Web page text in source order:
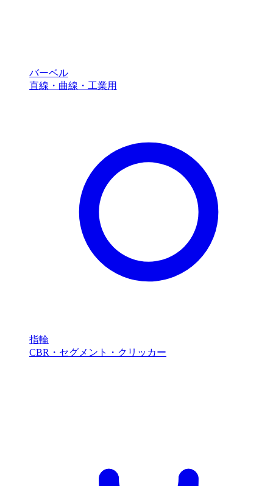
バーベル
直線・曲線・工業用
指輪
CBR・セグメント・クリッカー